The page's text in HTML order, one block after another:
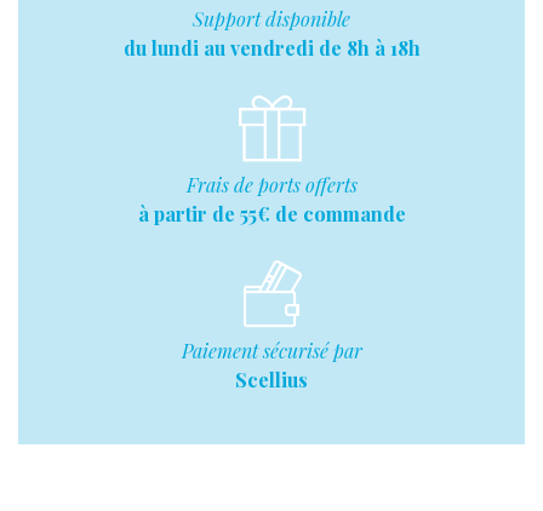
Support disponible
du lundi au vendredi de 8h à 18h
Frais de ports offerts
à partir de 55€ de commande
Paiement sécurisé par
Scellius